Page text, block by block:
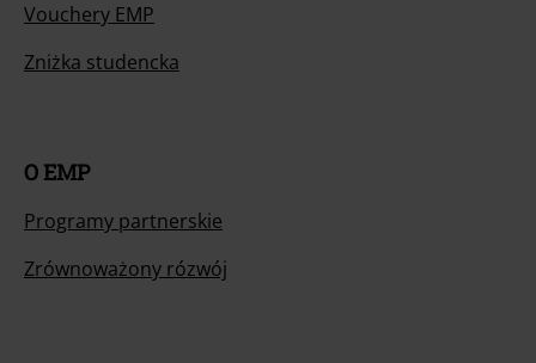
Vouchery EMP
Zniżka studencka
O EMP
Programy partnerskie
Zrównoważony rózwój